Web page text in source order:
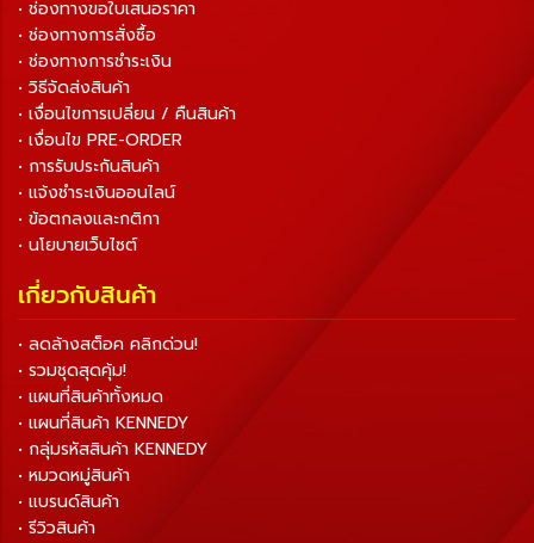
• ช่องทางขอใบเสนอราคา
• ช่องทางการสั่งซื้อ
• ช่องทางการชำระเงิน
• วิธีจัดส่งสินค้า
• เงื่อนไขการเปลี่ยน / คืนสินค้า
• เงื่อนไข PRE-ORDER
• การรับประกันสินค้า
• แจ้งชำระเงินออนไลน์
• ข้อตกลงและกติกา
• นโยบายเว็บไซต์
เกี่ยวกับสินค้า
• ลดล้างสต็อค คลิกด่วน!
• รวมชุดสุดคุ้ม!
• แผนที่สินค้าทั้งหมด
• แผนที่สินค้า KENNEDY
• กลุ่มรหัสสินค้า KENNEDY
• หมวดหมู่สินค้า
• แบรนด์สินค้า
• รีวิวสินค้า